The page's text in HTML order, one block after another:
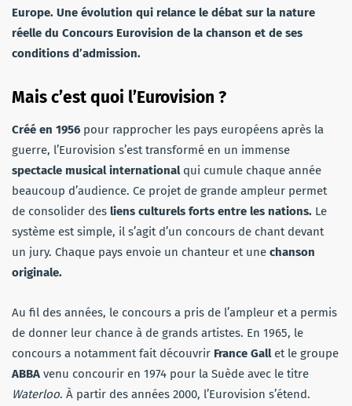
Europe. Une évolution qui relance le débat sur la nature
réelle du Concours Eurovision de la chanson et de ses
conditions d’admission.
Mais c’est quoi l’Eurovision ?
Créé en 1956 pour rapprocher les pays européens après la
guerre, l’Eurovision s’est transformé en un immense
spectacle musical internationalqui cumule chaque année
beaucoup d’audience. Ce projet de grande ampleur permet
de consolider des liens culturels forts entre les nations. Le
système est simple, il s’agit d’un concours de chant devant
un jury. Chaque pays envoie un chanteur et une chanson
originale.
Au fil des années, le concours a pris de l’ampleur et a permis
de donner leur chance à de grands artistes. En 1965, le
concours a notamment fait découvrir France Gallet le groupe
ABBA venu concourir en 1974 pour la Suède avec le titre
Waterloo. À partir des années 2000, l’Eurovision s’étend.